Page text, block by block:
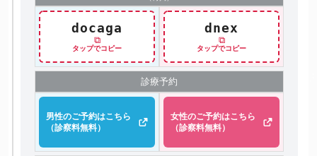
docaga
⧉
タップでコピー
dnex
⧉
タップでコピー
診療予約
男性のご予約はこちら
（診察料無料）
女性のご予約はこちら
（診察料無料）